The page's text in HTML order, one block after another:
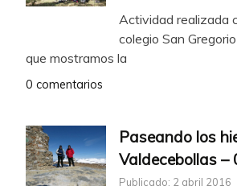
Actividad realizada
colegio San
que mostramos la
0 comentarios
Paseando los
Valdecebollas –
Publicado: 2 abril 2016